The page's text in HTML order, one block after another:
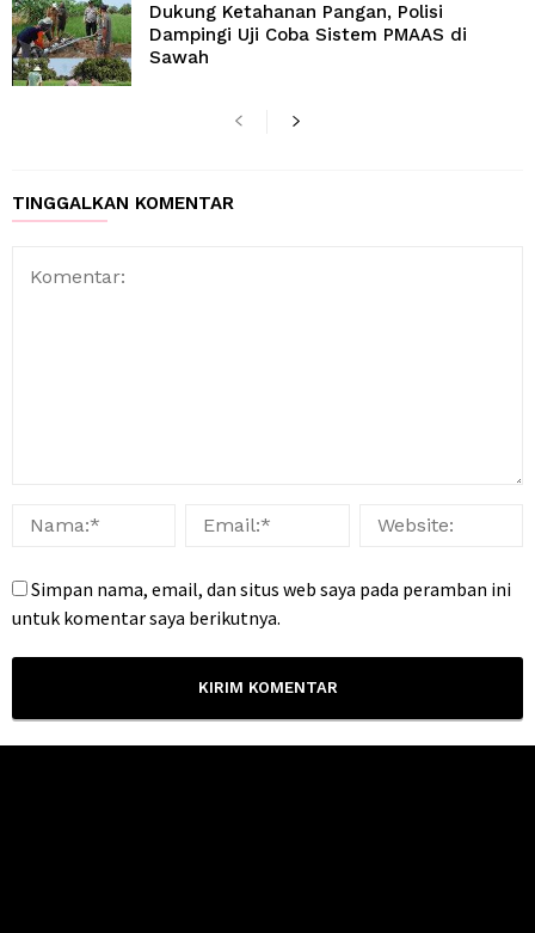
Dukung Ketahanan Pangan, Polisi
Dampingi Uji Coba Sistem PMAAS di
Sawah
TINGGALKAN KOMENTAR
Simpan nama, email, dan situs web saya pada peramban ini
untuk komentar saya berikutnya.